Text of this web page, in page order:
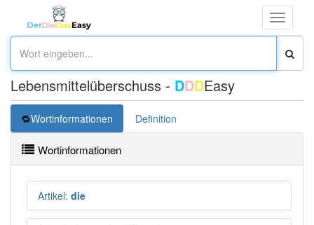
Toggle
Lebensmittelüberschuss - DDDEasy
Wortinformationen Definition
Wortinformationen
Artikel: die